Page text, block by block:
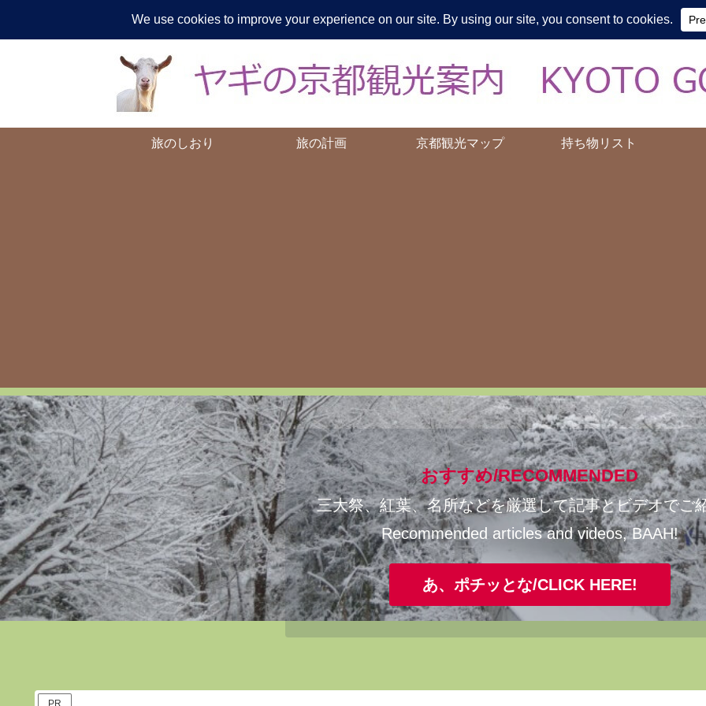
ヤギが皆様の知らない京都をご案内/ THE MOST FASCINATING KYOTO,
旅のしおり 旅の計画 京都観光マップ 持ち物リスト
おすすめ/RECOMMENDED
三大祭、紅葉、名所などを厳選して記事とビデオでご
Recommended articles and videos, BAAH!
あ、ポチッとな/CLICK HERE!
PR